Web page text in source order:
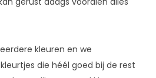
kleuren en we
die héél goed bij de rest